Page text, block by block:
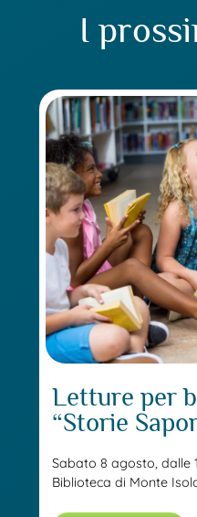
I
Letture per
“Storie
Sabato 8 agosto, dalle
Biblioteca di Monte